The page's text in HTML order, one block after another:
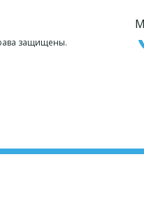
защищены.